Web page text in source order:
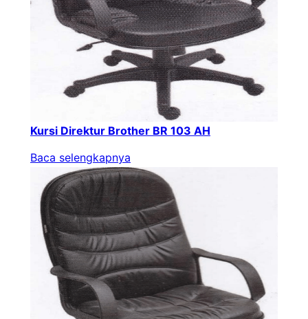
Kursi Direktur Brother BR 103 AH
Baca selengkapnya